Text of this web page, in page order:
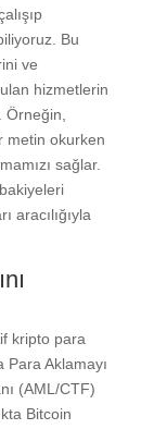
Bu
ve
hizmetlerin
Örneğin,
metin okurken
sağlar.
aracılığıyla
kripto para
Aklamayı
(AML/CTF)
Bitcoin